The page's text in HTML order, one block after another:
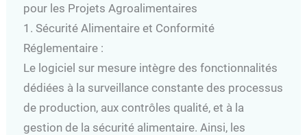
pour les Projets Agroalimentaires
1. Sécurité Alimentaire et Conformité
Réglementaire :
Le logiciel sur mesure intègre des fonctionnalités
dédiées à la surveillance constante des processus
de production, aux contrôles qualité, et à la
gestion de la sécurité alimentaire. Ainsi, les